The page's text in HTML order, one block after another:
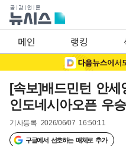
메인 랭킹
[속보]배드민턴 안
인도네시아오픈 우승
기사등록 2026/06/07 16:50:11
구글에서 선호하는 매체로 추가